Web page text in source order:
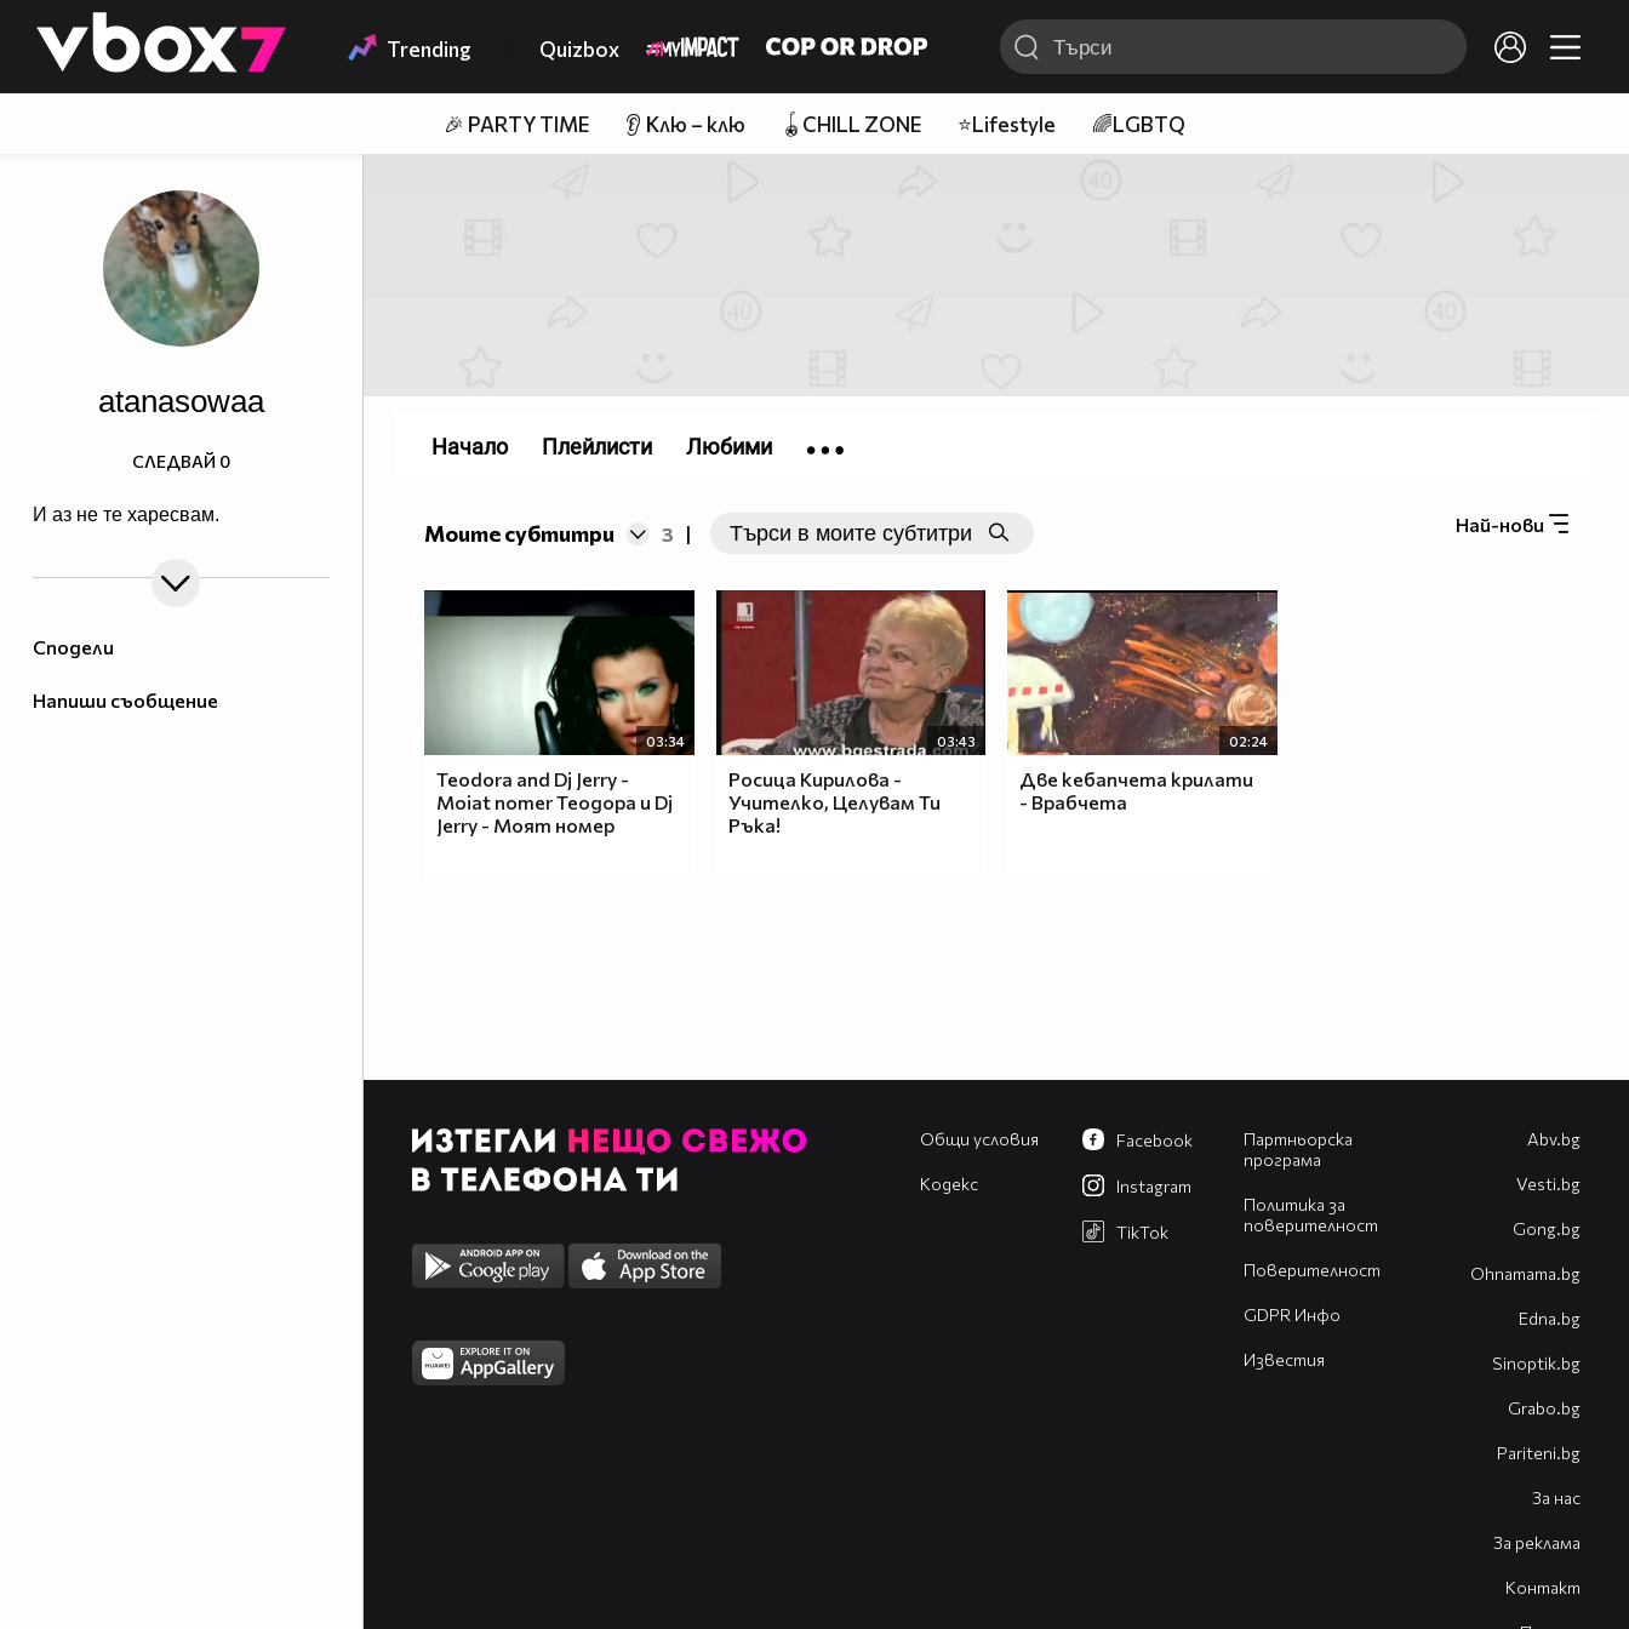
👾 Trending Quizbox
🎉 PARTY TIME 👂 Клю – клю 🪀CHILL ZONE ⭐Lifestyle 🌈LGBTQ
Сподели
Напиши съобщение
atanasowaa
И аз не те харесвам.
СЛЕДВАЙ 0
Моите субтитри 3 | Най-нови
03:34
Teodora and Dj Jerry -
Moiat nomer Теодора и Dj
Jerry - Моят номер
03:43
Росица Кирилова -
Учителко, Целувам Ти
Ръка!
02:24
Две кебапчета крилати
- Врабчета
Начало Плейлисти Любими
Общи условия
Кодекс
Партньорска
програма
Политика за
поверителност
Поверителност
GDPR Инфо
Известия
Facebook
Instagram
TikTok
Abv.bg
Vesti.bg
Gong.bg
Оhnamama.bg
Edna.bg
Sinoptik.bg
Grabo.bg
Pariteni.bg
За нас
За реклама
Контакт